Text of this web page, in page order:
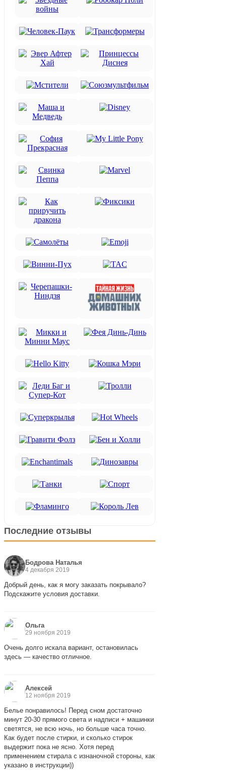
Последние отзывы
Бодрова Наталья
4 декабря 2019
Добрый день, как я могу заказать покрывало?
Подскажите условия доставки.
Ольга
29 ноября 2019
Очень долго искала вариант, остановилась
здесь — качество отличное.
Алексей
12 ноября 2019
Белье понравилось! Перед сном достаточно
минут 20-30 прямого света и надписи + машинки
светятся, не всю ночь, но больше часа точно.
Как будет после стирки, и сколько стирок
выдержит пока не ясно. Хотя перед
применением стирала с изнаночной стороны, как
указано в инструкции))